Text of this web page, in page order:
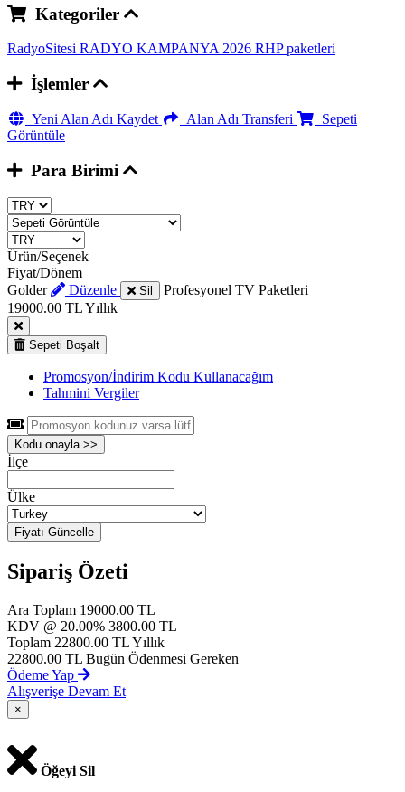
Kategoriler
RadyoSitesi RADYO KAMPANYA 2026 RHP paketleri
İşlemler
Yeni Alan Adı Kaydet Alan Adı Transferi
Sepeti
Görüntüle
Para Birimi
Ürün/Seçenek
Fiyat/Dönem
Golder
Düzenle Sil
Profesyonel TV Paketleri
19000.00 TLYıllık
Sepeti Boşalt
Promosyon/İndirim Kodu Kullanacağım
Tahmini Vergiler
Kodu onayla >>
İlçe
Ülke
Fiyatı Güncelle
Sipariş Özeti
Ara Toplam 19000.00 TL
KDV @ 20.00% 3800.00 TL
Toplam 22800.00 TLYıllık
22800.00 TL Bugün Ödenmesi Gereken
Ödeme Yap
Alışverişe Devam Et
×
Öğeyi Sil